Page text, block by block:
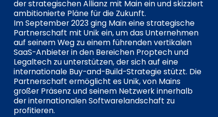
der strategischen Allianz mit Main ein und skizziert
ambitionierte Pläne für die Zukunft.
Im September 2023 ging Main eine strategische
Partnerschaft mit Unik ein, um das Unternehmen
auf seinem Weg zu einem führenden vertikalen
SaaS-Anbieter in den Bereichen Proptech und
Legaltech zu unterstützen, der sich auf eine
internationale Buy-and-Build-Strategie stützt. Die
Partnerschaft ermöglicht es Unik, von Mains
großer Präsenz und seinem Netzwerk innerhalb
der internationalen Softwarelandschaft zu
profitieren.